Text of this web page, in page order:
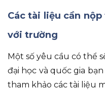
Các tài liệu cần
với trường
Một số yêu cầu có thể
đại học và quốc gia
tham khảo các tài liệu